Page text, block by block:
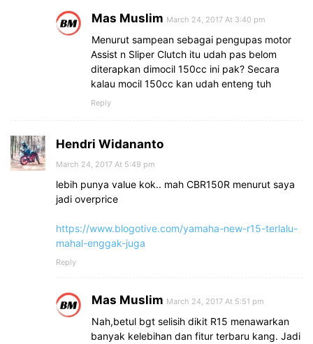
Mas Muslim March 24, 2017 At 3:40 pm
Menurut sampean sebagai pengupas motor
Assist n Sliper Clutch itu udah pas belom
diterapkan dimocil 150cc ini pak? Secara
kalau mocil 150cc kan udah enteng tuh
Reply
Hendri Widananto
March 24, 2017 At 5:49 pm
lebih punya value kok.. mah CBR150R menurut saya
jadi overprice
https://www.blogotive.com/yamaha-new-r15-terlalu-
mahal-enggak-juga
Reply
Mas Muslim March 24, 2017 At 5:51 pm
Nah,betul bgt selisih dikit R15 menawarkan
banyak kelebihan dan fitur terbaru kang. Jadi